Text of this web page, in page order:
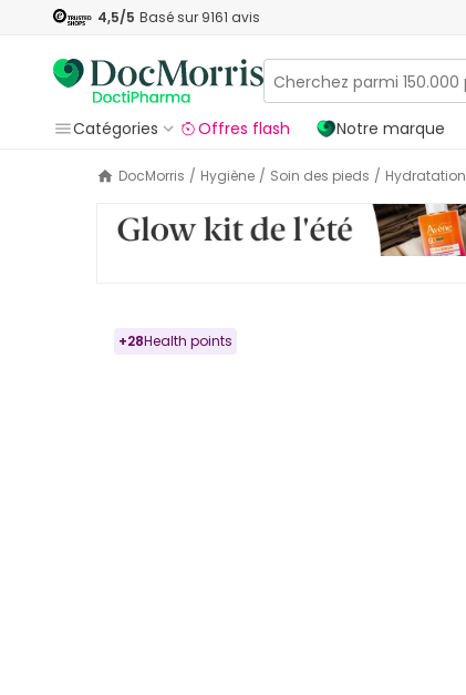
4,5/5 Basé sur 9161 avis
Catégories
Offres flash Notre marque
DocMorris / Hygiène / Soin des pieds / Hydratation
+28Health points